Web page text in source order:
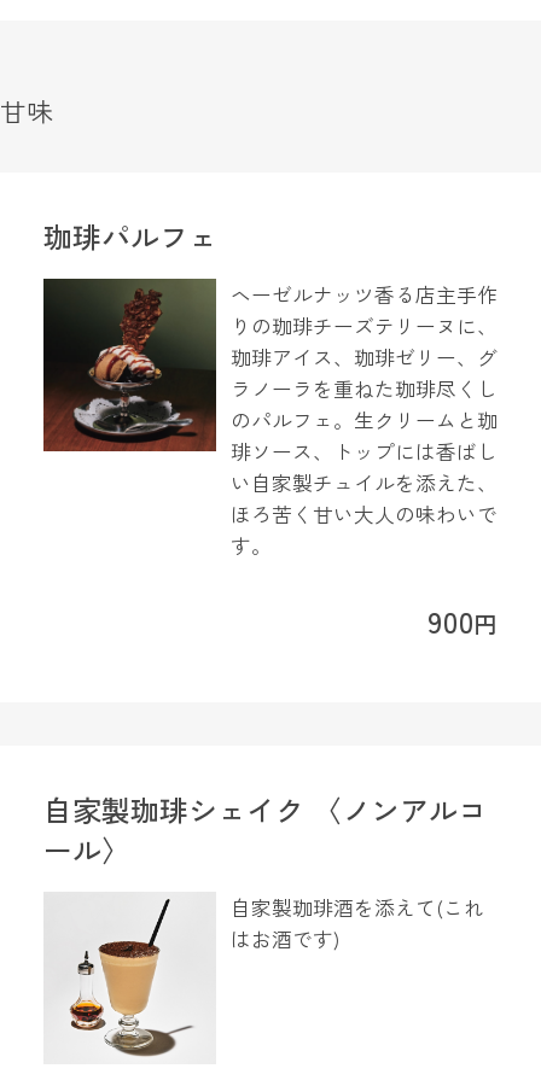
甘味
900円
珈琲パルフェ
ヘーゼルナッツ香る店主手作
りの珈琲チーズテリーヌに、
珈琲アイス、珈琲ゼリー、グ
ラノーラを重ねた珈琲尽くし
のパルフェ。生クリームと珈
琲ソース、トップには香ばし
い自家製チュイルを添えた、
ほろ苦く甘い大人の味わいで
す。
自家製珈琲シェイク 〈ノンアルコ
ール〉
自家製珈琲酒を添えて(これ
はお酒です)